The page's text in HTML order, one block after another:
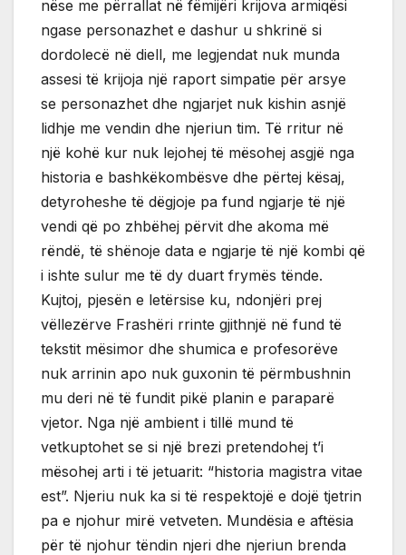
nëse me përrallat në fëmijëri krijova armiqësi
ngase personazhet e dashur u shkrinë si
dordolecë në diell, me legjendat nuk munda
assesi të krijoja një raport simpatie për arsye
se personazhet dhe ngjarjet nuk kishin asnjë
lidhje me vendin dhe njeriun tim. Të rritur në
një kohë kur nuk lejohej të mësohej asgjë nga
historia e bashkëkombësve dhe përtej kësaj,
detyroheshe të dëgjoje pa fund ngjarje të një
vendi që po zhbëhej përvit dhe akoma më
rëndë, të shënoje data e ngjarje të një kombi që
i ishte sulur me të dy duart frymës tënde.
Kujtoj, pjesën e letërsise ku, ndonjëri prej
vëllezërve Frashëri rrinte gjithnjë në fund të
tekstit mësimor dhe shumica e profesorëve
nuk arrinin apo nuk guxonin të përmbushnin
mu deri në të fundit pikë planin e paraparë
vjetor. Nga një ambient i tillë mund të
vetkuptohet se si një brezi pretendohej t’i
mësohej arti i të jetuarit: “historia magistra vitae
est”. Njeriu nuk ka si të respektojë e dojë tjetrin
pa e njohur mirë vetveten. Mundësia e aftësia
për të njohur tëndin njeri dhe njeriun brenda